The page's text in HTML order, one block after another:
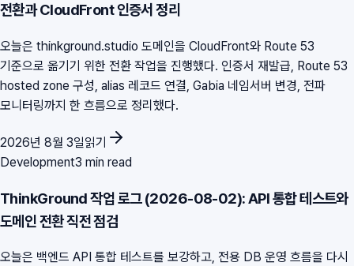
전환과 CloudFront 인증서 정리
오늘은 thinkground.studio 도메인을 CloudFront와 Route 53
기준으로 옮기기 위한 전환 작업을 진행했다. 인증서 재발급, Route 53
hosted zone 구성, alias 레코드 연결, Gabia 네임서버 변경, 전파
모니터링까지 한 흐름으로 정리했다.
2026년 8월 3일읽기
Development3 min read
ThinkGround 작업 로그 (2026-08-02): API 통합 테스트와
도메인 전환 직전 점검
오늘은 백엔드 API 통합 테스트를 보강하고, 전용 DB 운영 흐름을 다시